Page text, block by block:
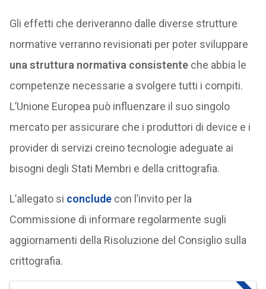
Gli effetti che deriveranno dalle diverse strutture
normative verranno revisionati per poter sviluppare
una struttura normativa consistenteche abbia le
competenze necessarie a svolgere tutti i compiti.
L’Unione Europea può influenzare il suo singolo
mercato per assicurare che i produttori di device e i
provider di servizi creino tecnologie adeguate ai
bisogni degli Stati Membri e della crittografia.
L’allegato si concludecon l’invito per la
Commissione di informare regolarmente sugli
aggiornamenti della Risoluzione del Consiglio sulla
crittografia.